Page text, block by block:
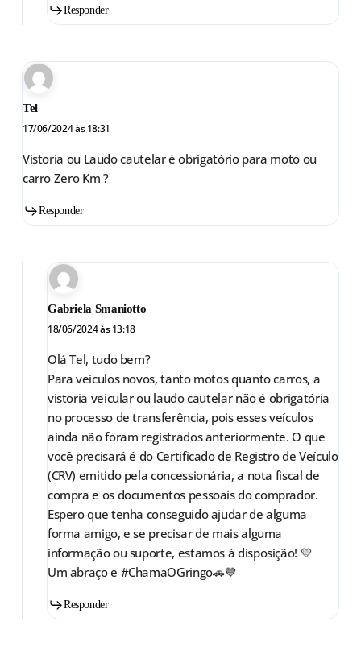
Responder
Tel
17/06/2024 às 18:31
Vistoria ou Laudo cautelar é obrigatório para moto ou
carro Zero Km ?
Responder
Gabriela Smaniotto
18/06/2024 às 13:18
Olá Tel, tudo bem?
Para veículos novos, tanto motos quanto carros, a
vistoria veicular ou laudo cautelar não é obrigatória
no processo de transferência, pois esses veículos
ainda não foram registrados anteriormente. O que
você precisará é do Certificado de Registro de Veículo
(CRV) emitido pela concessionária, a nota fiscal de
compra e os documentos pessoais do comprador.
Espero que tenha conseguido ajudar de alguma
forma amigo, e se precisar de mais alguma
informação ou suporte, estamos à disposição! 💛
Um abraço e #ChamaOGringo🚗💙
Responder